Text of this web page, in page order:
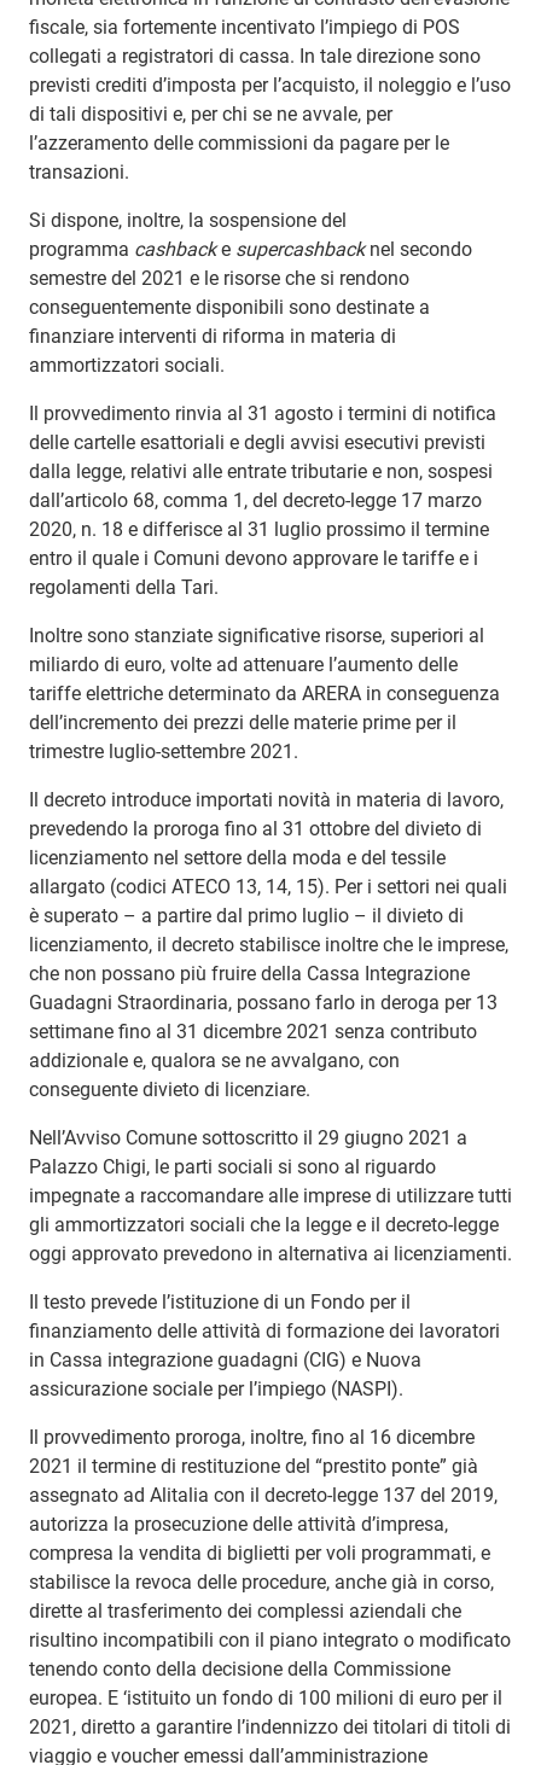
fiscale, sia fortemente incentivato l’impiego di POS
collegati a registratori di cassa. In tale direzione sono
previsti crediti d’imposta per l’acquisto, il noleggio e l’uso
di tali dispositivi e, per chi se ne avvale, per
l’azzeramento delle commissioni da pagare per le
transazioni.
Si dispone, inoltre, la sospensione del
programma cashbacke supercashbacknel secondo
semestre del 2021 e le risorse che si rendono
conseguentemente disponibili sono destinate a
finanziare interventi di riforma in materia di
ammortizzatori sociali.
Il provvedimento rinvia al 31 agosto i termini di notifica
delle cartelle esattoriali e degli avvisi esecutivi previsti
dalla legge, relativi alle entrate tributarie e non, sospesi
dall’articolo 68, comma 1, del decreto-legge 17 marzo
2020, n. 18 e differisce al 31 luglio prossimo il termine
entro il quale i Comuni devono approvare le tariffe e i
regolamenti della Tari.
Inoltre sono stanziate significative risorse, superiori al
miliardo di euro, volte ad attenuare l’aumento delle
tariffe elettriche determinato da ARERA in conseguenza
dell’incremento dei prezzi delle materie prime per il
trimestre luglio-settembre 2021.
Il decreto introduce importati novità in materia di lavoro,
prevedendo la proroga fino al 31 ottobre del divieto di
licenziamento nel settore della moda e del tessile
allargato (codici ATECO 13, 14, 15). Per i settori nei quali
è superato – a partire dal primo luglio – il divieto di
licenziamento, il decreto stabilisce inoltre che le imprese,
che non possano più fruire della Cassa Integrazione
Guadagni Straordinaria, possano farlo in deroga per 13
settimane fino al 31 dicembre 2021 senza contributo
addizionale e, qualora se ne avvalgano, con
conseguente divieto di licenziare.
Nell’Avviso Comune sottoscritto il 29 giugno 2021 a
Palazzo Chigi, le parti sociali si sono al riguardo
impegnate a raccomandare alle imprese di utilizzare tutti
gli ammortizzatori sociali che la legge e il decreto-legge
oggi approvato prevedono in alternativa ai licenziamenti.
Il testo prevede l’istituzione di un Fondo per il
finanziamento delle attività di formazione dei lavoratori
in Cassa integrazione guadagni (CIG) e Nuova
assicurazione sociale per l’impiego (NASPI).
Il provvedimento proroga, inoltre, fino al 16 dicembre
2021 il termine di restituzione del “prestito ponte” già
assegnato ad Alitalia con il decreto-legge 137 del 2019,
autorizza la prosecuzione delle attività d’impresa,
compresa la vendita di biglietti per voli programmati, e
stabilisce la revoca delle procedure, anche già in corso,
dirette al trasferimento dei complessi aziendali che
risultino incompatibili con il piano integrato o modificato
tenendo conto della decisione della Commissione
europea. E ‘istituito un fondo di 100 milioni di euro per il
2021, diretto a garantire l’indennizzo dei titolari di titoli di
viaggio e voucher emessi dall’amministrazione